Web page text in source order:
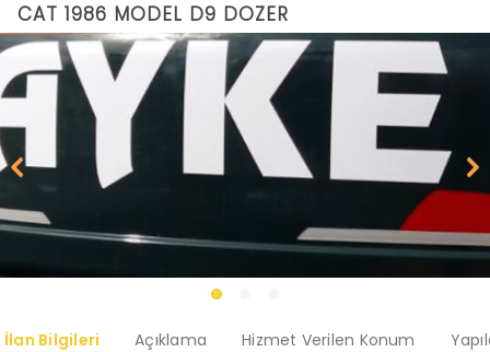
CAT 1986 MODEL D9 DOZER
İlan Bilgileri Açıklama Hizmet Verilen Konum